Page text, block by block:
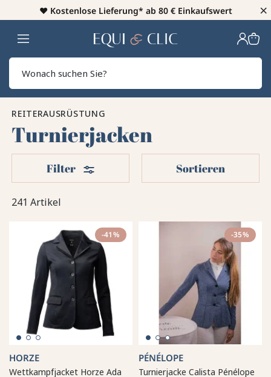
♥️ Kostenlose Lieferung* ab 80 € Einkaufswert ×
Heim
REITERAUSRÜSTUNG
Turnierjacken
241 Artikel
Filter Filter Sortieren
-41%
HORZE
Wettkampfjacket Horze Ada
-35%
PÉNÉLOPE
Turnierjacke Calista Pénélope